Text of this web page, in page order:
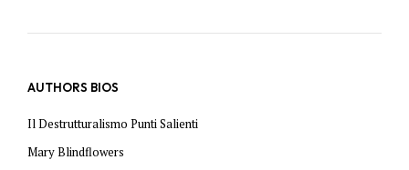
AUTHORS BIOS
Il Destrutturalismo Punti Salienti
Mary Blindflowers